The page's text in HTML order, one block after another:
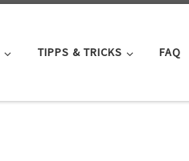
TIPPS & TRICKS FAQ